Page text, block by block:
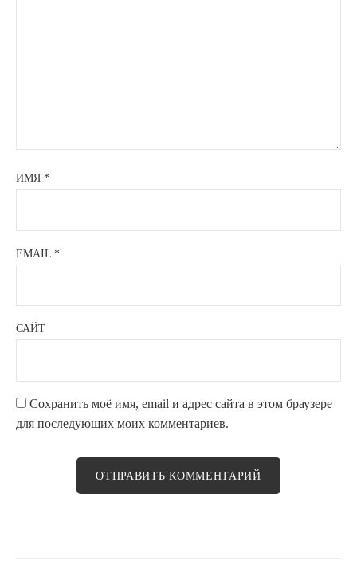
ИМЯ *
EMAIL *
САЙТ
Сохранить моё имя, email и адрес сайта в этом браузере
для последующих моих комментариев.